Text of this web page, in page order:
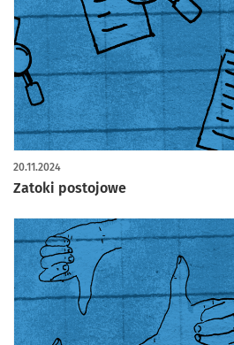
Zatoki postojowe
20.11.2024